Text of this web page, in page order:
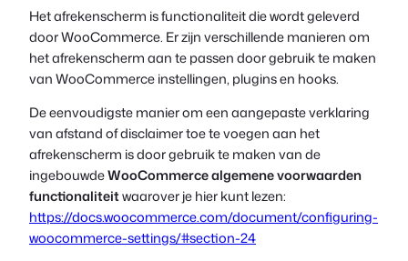
Greek
Het afrekenscherm is functionaliteit die wordt geleverd
door WooCommerce. Er zijn verschillende manieren om
het afrekenscherm aan te passen door gebruik te maken
van WooCommerce instellingen, plugins en hooks.
De eenvoudigste manier om een aangepaste verklaring
van afstand of disclaimer toe te voegen aan het
afrekenscherm is door gebruik te maken van de
ingebouwdeWooCommerce algemene voorwaarden
functionaliteitwaarover je hier kunt lezen:
https://docs.woocommerce.com/document/configuring-
woocommerce-settings/#section-24